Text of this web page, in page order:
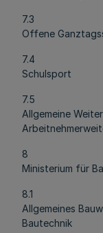
7.3
Offene
7.4
Schulsport
7.5
Allgemeine
8
Ministerium für
8.1
Allgemeines
Bautechnik